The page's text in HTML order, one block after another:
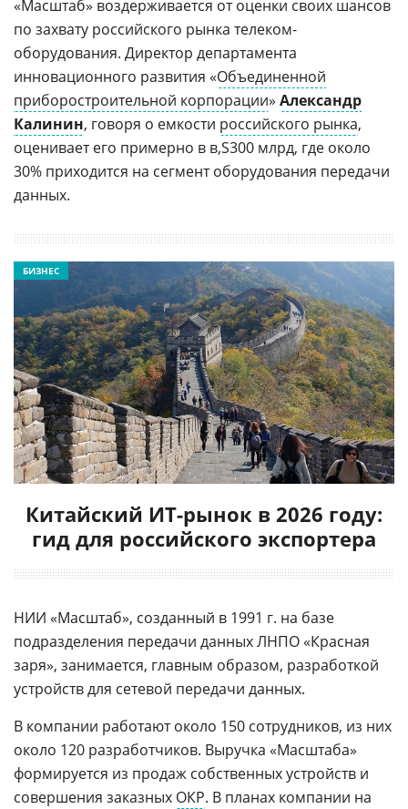
«Масштаб» воздерживается от оценки своих шансов
по захвату российского рынка телеком-
оборудования. Директор департамента
инновационного развития «Объединенной
приборостроительной корпорации» Александр
Калинин, говоря о емкости российского рынка,
оценивает его примерно в
300 млрд, где около
30% приходится на сегмент оборудования передачи
данных.
Китайский ИТ-рынок в 2026 году:
гид для российского экспортера
БИЗНЕС
НИИ «Масштаб», созданный в 1991 г. на базе
подразделения передачи данных ЛНПО «Красная
заря», занимается, главным образом, разработкой
устройств для сетевой передачи данных.
В компании работают около 150 сотрудников, из них
около 120 разработчиков. Выручка «Масштаба»
формируется из продаж собственных устройств и
совершения заказных ОКР. В планах компании на